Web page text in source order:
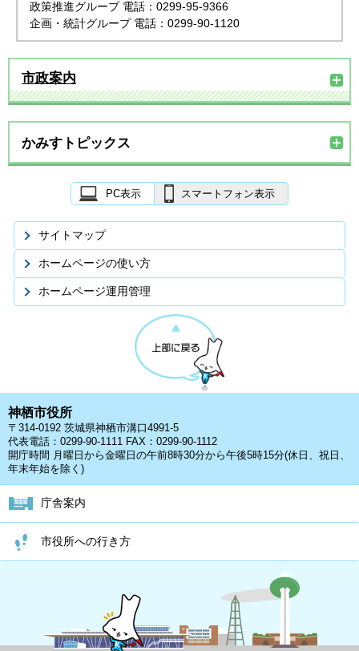
政策推進グループ 電話：0299-95-9366
企画・統計グループ 電話：0299-90-1120
市政案内
かみすトピックス
PC表示 スマートフォン表示
サイトマップ
ホームページの使い方
ホームページ運用管理
神栖市役所
〒314-0192 茨城県神栖市溝口4991-5
代表電話：0299-90-1111 FAX：0299-90-1112
開庁時間 月曜日から金曜日の午前8時30分から午後5時15分(休日、祝日、
年末年始を除く)
庁舎案内
市役所への行き方